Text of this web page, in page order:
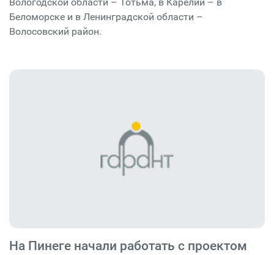
Беломорске и в Ленинградской области –
Волосовский район.
На Пинеге начали работать с проектом